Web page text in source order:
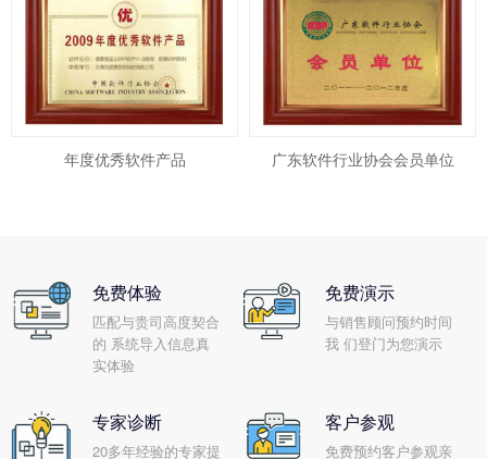
年度优秀软件产品 广东软件行业协会会员单位
免费体验
匹配与贵司高度契合
的 系统导入信息真
实体验
免费演示
与销售顾问预约时间
我 们登门为您演示
专家诊断
20多年经验的专家提
客户参观
免费预约客户参观亲